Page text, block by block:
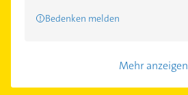
Bedenken melden
Mehr anzeigen